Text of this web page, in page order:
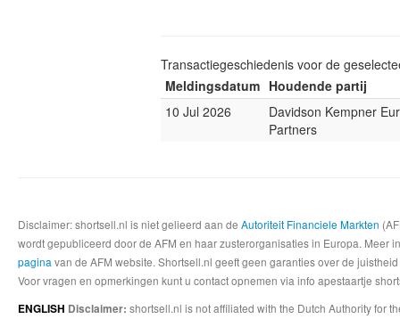
Transactiegeschiedenis voor de
Meldingsdatum Houdende partij
10 Jul 2026
Davidson Kempner
Partners
Disclaimer: shortsell.nl is niet gelieerd aan de Autoriteit Financiele Markten
wordt gepubliceerd door de AFM en haar zusterorganisaties in Europa.
pagina van de AFM website. Shortsell.nl geeft geen garanties over de
Voor vragen en opmerkingen kunt u contact opnemen via info apestaartje
ENGLISH Disclaimer: shortsell.nl is not affiliated with the Dutch Authority for